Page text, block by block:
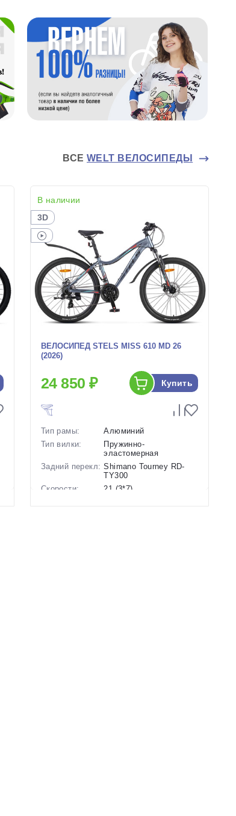
ВСЕWELT ВЕЛОСИПЕДЫ
В наличии
3D
ВЕЛОСИПЕД STELS MISS 610 MD 26
(2026)
24 850 ₽ Купить
Тип рамы:
Алюминий
Тип вилки:
Пружинно-
эластомерная
Задний перекл: Shimano Tourney RD-
TY300
Скорости:
21 (3*7)